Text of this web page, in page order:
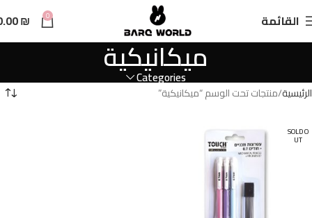
القائمة 0
₪
ميكانيكية
Categories
الرئيسية منتجات تحت الوسم “ميكانيكية”
SOLD O
UT